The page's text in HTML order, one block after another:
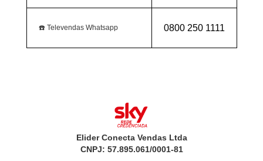
☎️ Televendas Whatsapp 0800 250 1111
Elider Conecta Vendas Ltda
CNPJ: 57.895.061/0001-81